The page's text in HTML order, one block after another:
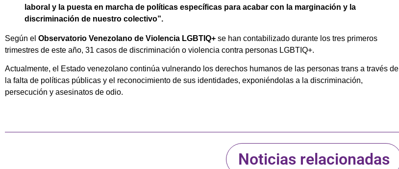
laboral y la puesta en marcha de políticas específicas para acabar con la marginación y la
discriminación de nuestro colectivo”.
Según el Observatorio Venezolano de Violencia LGBTIQ+ se han contabilizado durante los tres primeros
trimestres de este año, 31 casos de discriminación o violencia contra personas LGBTIQ+.
Actualmente, el Estado venezolano continúa vulnerando los derechos humanos de las personas trans a través de
la falta de políticas públicas y el reconocimiento de sus identidades, exponiéndolas a la discriminación,
persecución y asesinatos de odio.
Noticias relacionadas